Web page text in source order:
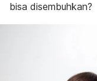
bisa disembuhkan?